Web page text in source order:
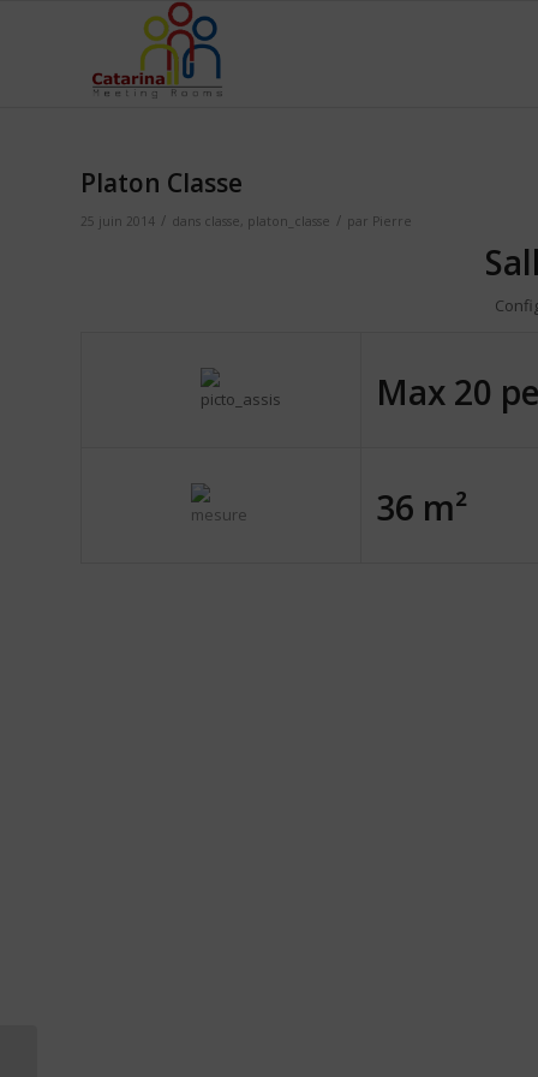
Platon Classe
25 juin 2014 / dans classe, platon_classe / par Pierre
Max 20
36 m²